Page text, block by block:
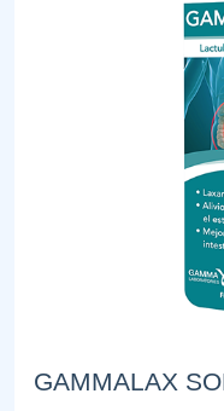
GAMMALAX